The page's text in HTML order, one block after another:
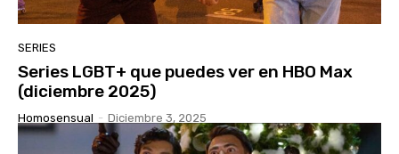
SERIES
Series LGBT+ que puedes ver en HBO Max
(diciembre 2025)
Homosensual - Diciembre 3, 2025